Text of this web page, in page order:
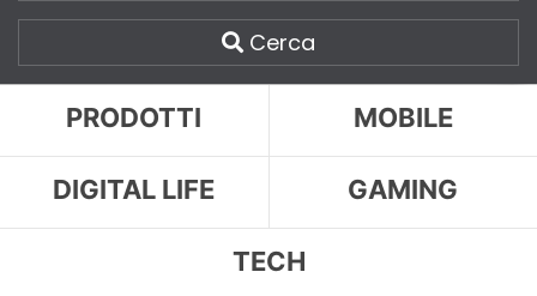
Cerca
PRODOTTI MOBILE
DIGITAL LIFE GAMING
TECH